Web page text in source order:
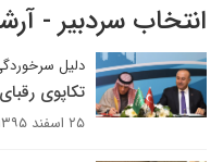
انتخاب سردبیر -
دلیل
تکاپوی
۲۵ اسفند ۱۳۹۵